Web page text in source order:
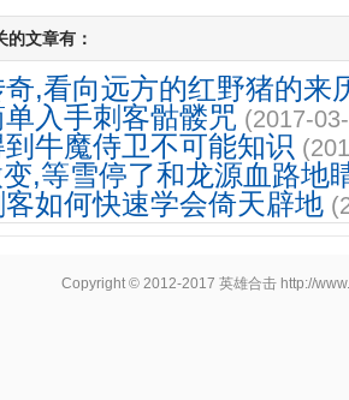
的文章有：
,看向远方的红野猪的来
入手刺客骷髅咒 (2017-
牛魔侍卫不可能知识
,等雪停了和龙源血路地
如何快速学会倚天辟地
Copyright © 2012-2017 英雄合击 http://